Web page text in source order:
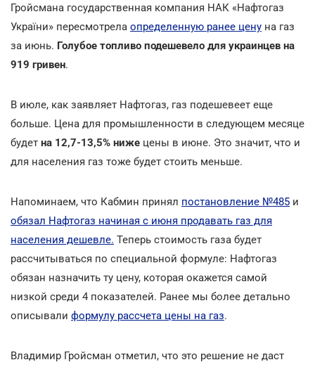
Гройсмана государственная компания НАК «Нафтогаз
України» пересмотрела определенную ранее цену на газ
за июнь. Голубое топливо подешевело для украинцев на
919 гривен.
В июле, как заявляет Нафтогаз, газ подешевеет еще
больше. Цена для промышленности в следующем месяце
будет на 12,7-13,5% ниже цены в июне. Это значит, что и
для населения газ тоже будет стоить меньше.
Напоминаем, что Кабмин принял постановление №485 и
обязал Нафтогаз начиная с июня продавать газ для
населения дешевле. Теперь стоимость газа будет
рассчитываться по специальной формуле: Нафтогаз
обязан назначить ту цену, которая окажется самой
низкой среди 4 показателей. Ранее мы более детально
описывали формулу рассчета цены на газ.
Владимир Гройсман отметил, что это решение не даст